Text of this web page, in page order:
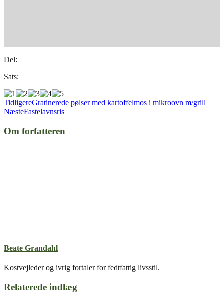
Del:
Sats:
TidligereGratinerede pølser med kartoffelmos i mikroovn m/grill
NæsteFastelavnsris
Om forfatteren
Beate Grandahl
Kostvejleder og ivrig fortaler for fedtfattig livsstil.
Relaterede indlæg